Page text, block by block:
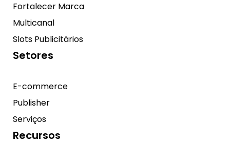
Fortalecer Marca
Multicanal
Slots Publicitários
Setores
E-commerce
Publisher
Serviços
Recursos